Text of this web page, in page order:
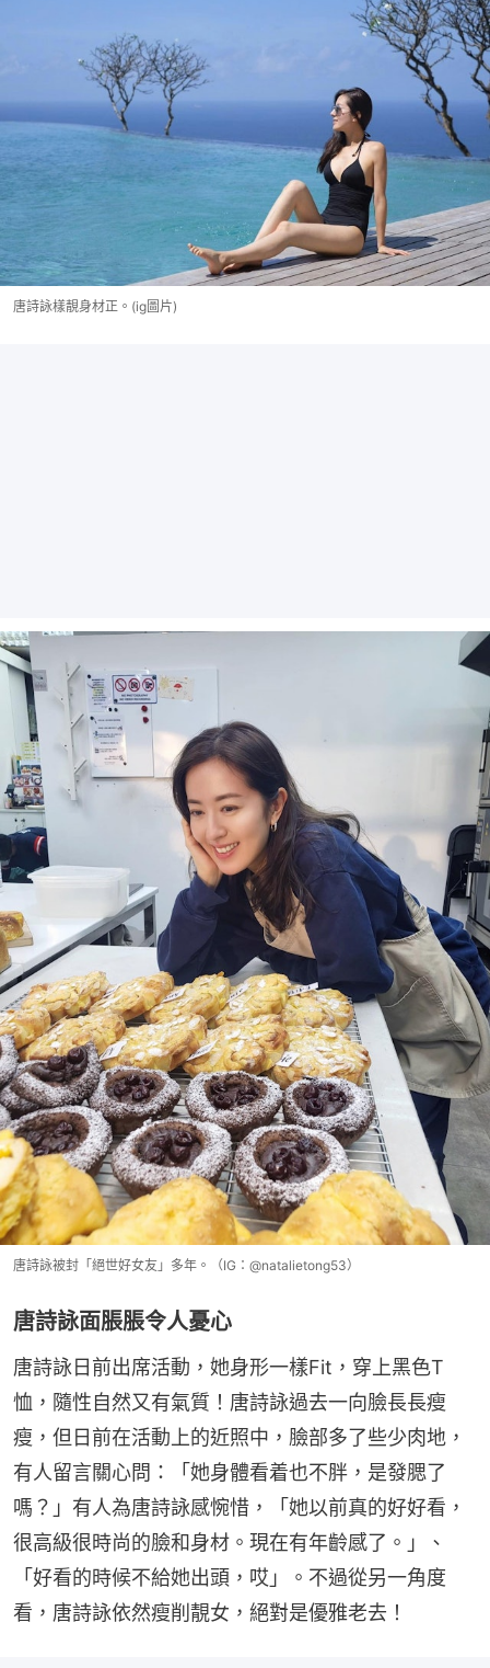
唐詩詠樣靚身材正。(ig圖片)
唐詩詠被封「絕世好女友」多年。（IG：@natalietong53）
唐詩詠面脹脹令人憂心
唐詩詠日前出席活動，她身形一樣Fit，穿上黑色T
恤，隨性自然又有氣質！唐詩詠過去一向臉長長瘦
瘦，但日前在活動上的近照中，臉部多了些少肉地，
有人留言關心問：「她身體看着也不胖，是發腮了
嗎？」有人為唐詩詠感惋惜，「她以前真的好好看，
很高級很時尚的臉和身材。現在有年齡感了。」、
「好看的時候不給她出頭，哎」。不過從另一角度
看，唐詩詠依然瘦削靚女，絕對是優雅老去！